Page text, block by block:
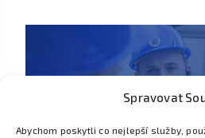
Spravovat
Abychom poskytli co nejlepší služby,